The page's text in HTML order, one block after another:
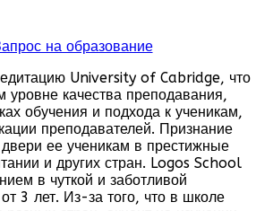
на образование
University of Cabridge, что
уровне качества преподавания,
обучения и подхода к ученикам,
преподавателей. Признание
ее ученикам в престижные
и других стран. Logos School
в чуткой и заботливой
3 лет. Из-за того, что в школе